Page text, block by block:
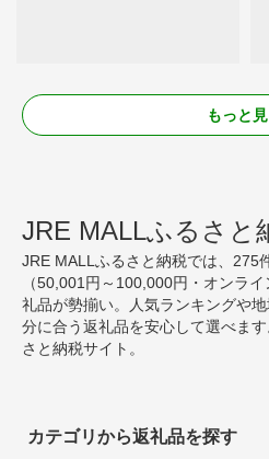
もっと
JRE MALLふるさと
JRE MALLふるさと納税では、
（50,001円～100,000円・オンラ
礼品が勢揃い。人気ランキングや
分に合う返礼品を安心して選べま
さと納税サイト。
カテゴリから返礼品を探す